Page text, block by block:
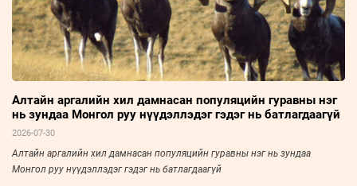
Алтайн аргалийн хил дамнасан популяцийн гуравны нэг
нь зундаа Монгол руу нүүдэллэдэг гэдэг нь батлагдаагүй
2026-07-30
Алтайн аргалийн хил дамнасан популяцийн гуравны нэг нь зундаа
Монгол руу нүүдэллэдэг гэдэг нь батлагдаагүй